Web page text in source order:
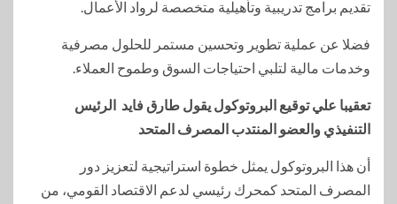
تقديم برامج تدريبية وتأهيلية متخصصة لرواد الأعمال.
فضلا عن عملية تطوير وتحسين مستمر للحلول مصرفية
وخدمات مالية لتلبي احتياجات السوق وطموح العملاء.
تعقيبا علي توقيع البروتوكول يقول طارق فايد الرئيس
التنفيذي والعضو المنتدب المصرف المتحد
أن هذا البروتوكول يمثل خطوة استراتيجية لتعزيز دور
المصرف المتحد كمحرك رئيسي لدعم الاقتصاد القومي، من